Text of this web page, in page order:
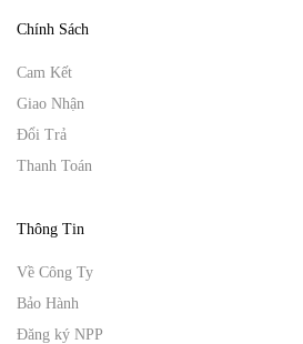
Chính Sách
Cam Kết
Giao Nhận
Đổi Trả
Thanh Toán
Thông Tin
Về Công Ty
Bảo Hành
Đăng ký NPP